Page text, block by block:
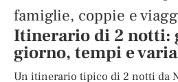
famiglie, coppie e
Itinerario di 2 notti:
giorno, tempi e
Un itinerario tipico di 2 notti da